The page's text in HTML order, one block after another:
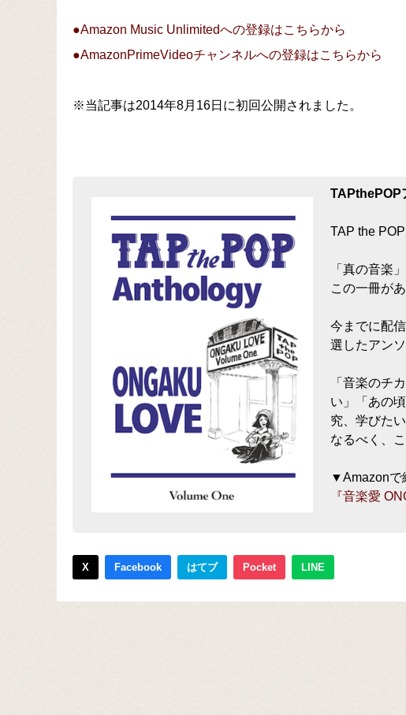
●Amazon Music Unlimitedへの登録はこちらから
●AmazonPrimeVideoチャンネルへの登録はこちらから
※当記事は2014年8月16日に初回公開されました。
TAPthePOP
TAP the
「真の音楽
この一冊が
今までに配
選したアン
「音楽のチ
い」「あの
究、学びた
なるべく、
▼Amazonで
『音楽愛
X Facebook はてブ Pocket LINE